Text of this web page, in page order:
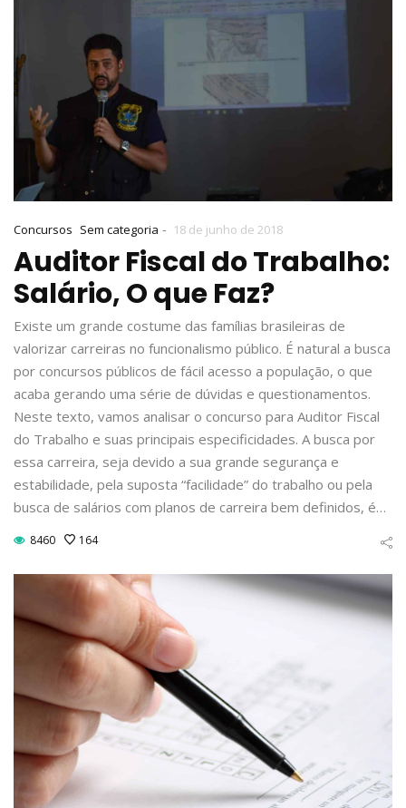
Concursos Sem categoria - 18 de junho de 2018
Auditor Fiscal do Trabalho:
Salário, O que Faz?
Existe um grande costume das famílias brasileiras de
valorizar carreiras no funcionalismo público. É natural a busca
por concursos públicos de fácil acesso a população, o que
acaba gerando uma série de dúvidas e questionamentos.
Neste texto, vamos analisar o concurso para Auditor Fiscal
do Trabalho e suas principais especificidades. A busca por
essa carreira, seja devido a sua grande segurança e
estabilidade, pela suposta “facilidade” do trabalho ou pela
busca de salários com planos de carreira bem definidos, é…
8460 164